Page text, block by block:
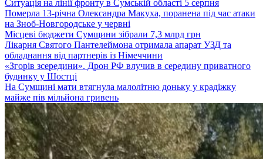
Ситуація на лінії фронту в Сумській області 5 серпня
Померла 13-річна Олександра Макуха, поранена під час атаки
на Зноб-Новгородське у червні
Місцеві бюджети Сумщини зібрали 7,3 млрд грн
Лікарня Святого Пантелеймона отримала апарат УЗД та
обладнання від партнерів із Німеччини
«Згорів зсередини». Дрон РФ влучив в середину приватного
будинку у Шостці
На Сумщині мати втягнула малолітню доньку у крадіжку
майже пів мільйона гривень